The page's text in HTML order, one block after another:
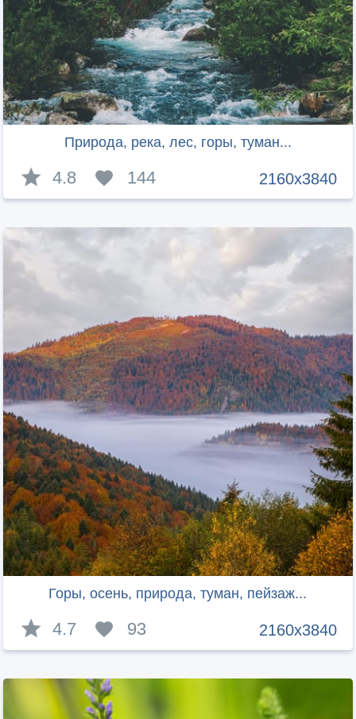
Природа, река, лес, горы, туман...
2160x3840
4.8 144
Горы, осень, природа, туман, пейзаж...
2160x3840
4.7 93